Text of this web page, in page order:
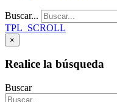
Buscar...
TPL_SCROLL
×
Realice la búsqueda
Buscar